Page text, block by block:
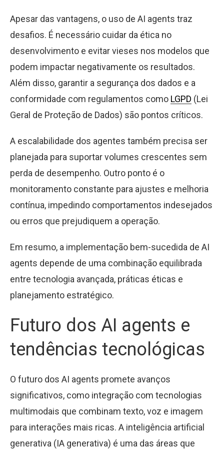
Apesar das vantagens, o uso de AI agents traz
desafios. É necessário cuidar da ética no
desenvolvimento e evitar vieses nos modelos que
podem impactar negativamente os resultados.
Além disso, garantir a segurança dos dados e a
conformidade com regulamentos como LGPD (Lei
Geral de Proteção de Dados) são pontos críticos.
A escalabilidade dos agentes também precisa ser
planejada para suportar volumes crescentes sem
perda de desempenho. Outro ponto é o
monitoramento constante para ajustes e melhoria
contínua, impedindo comportamentos indesejados
ou erros que prejudiquem a operação.
Em resumo, a implementação bem-sucedida de AI
agents depende de uma combinação equilibrada
entre tecnologia avançada, práticas éticas e
planejamento estratégico.
Futuro dos AI agents e
tendências tecnológicas
O futuro dos AI agents promete avanços
significativos, como integração com tecnologias
multimodais que combinam texto, voz e imagem
para interações mais ricas. A inteligência artificial
generativa (IA generativa) é uma das áreas que